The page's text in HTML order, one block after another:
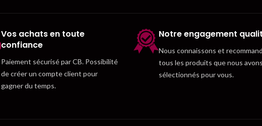
Vos achats en toute
confiance
Paiement sécurisé par CB. Possibilité
de créer un compte client pour
gagner du temps.
Notre engagement
Nous connaissons et
tous les produits que nous avons
sélectionnés pour vous.